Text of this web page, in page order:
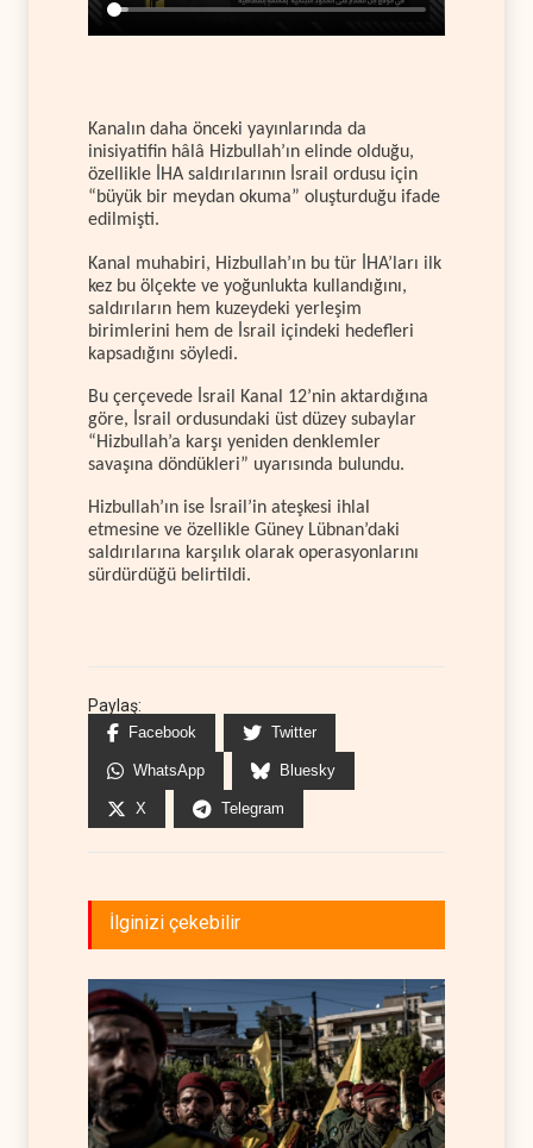
Kanalın daha önceki yayınlarında da
inisiyatifin hâlâ Hizbullah’ın elinde olduğu,
özellikle İHA saldırılarının İsrail ordusu için
“büyük bir meydan okuma” oluşturduğu ifade
edilmişti.
Kanal muhabiri, Hizbullah’ın bu tür İHA’ları ilk
kez bu ölçekte ve yoğunlukta kullandığını,
saldırıların hem kuzeydeki yerleşim
birimlerini hem de İsrail içindeki hedefleri
kapsadığını söyledi.
Bu çerçevede İsrail Kanal 12’nin aktardığına
göre, İsrail ordusundaki üst düzey subaylar
“Hizbullah’a karşı yeniden denklemler
savaşına döndükleri” uyarısında bulundu.
Hizbullah’ın ise İsrail’in ateşkesi ihlal
etmesine ve özellikle Güney Lübnan’daki
saldırılarına karşılık olarak operasyonlarını
sürdürdüğü belirtildi.
Paylaş:
Facebook Twitter
WhatsApp Bluesky
X Telegram
İlginizi çekebilir